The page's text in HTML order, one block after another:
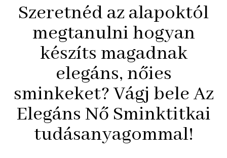
Szeretnéd az alapoktól
megtanulni hogyan
készíts magadnak
elegáns, nőies
sminkeket? Vágj bele Az
Elegáns Nő Sminktitkai
tudásanyagommal!